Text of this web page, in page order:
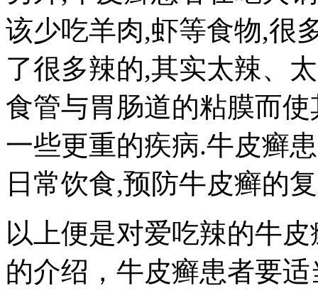
该少吃羊肉,虾等食物,很
了很多辣的,其实太辣、
食管与胃肠道的粘膜而
一些更重的疾病.牛皮癣
日常饮食,预防牛皮癣的
以上便是对爱吃辣的牛
的介绍，牛皮癣患者要